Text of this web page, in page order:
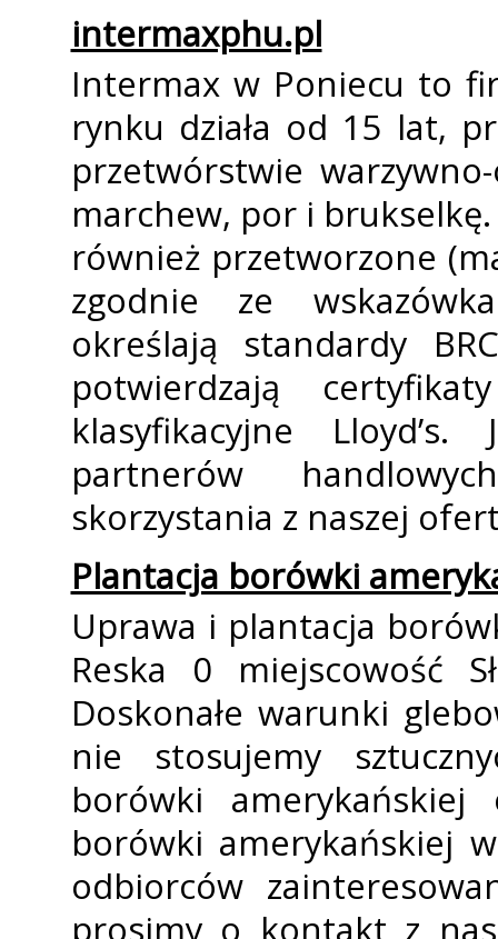
intermaxphu.pl
Intermax w Poniecu to
rynku działa od 15 lat,
przetwórstwie
marchew, por i
również przetworzone
zgodnie ze
określają standardy
potwierdzają
klasyfikacyjne
partnerów
skorzystania z naszej
Plantacja borówki
Uprawa i plantacja
Reska 0 miejscowość
Doskonałe warunki
nie stosujemy
borówki
borówki amerykańskiej
odbiorców
prosimy o kontakt z